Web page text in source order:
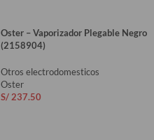
Oster – Vaporizador Plegable Negro
(2158904)
Otros electrodomesticos
Oster
S/237.50